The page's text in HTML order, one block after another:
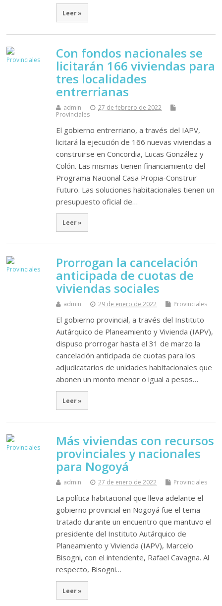
Leer »
Con fondos nacionales se
licitarán 166 viviendas para
tres localidades
entrerrianas
admin
27 de febrero de 2022
Provinciales
El gobierno entrerriano, a través del IAPV,
licitará la ejecución de 166 nuevas viviendas a
construirse en Concordia, Lucas González y
Colón. Las mismas tienen financiamiento del
Programa Nacional Casa Propia-Construir
Futuro. Las soluciones habitacionales tienen un
presupuesto oficial de…
Leer »
Prorrogan la cancelación
anticipada de cuotas de
viviendas sociales
admin 29 de enero de 2022 Provinciales
El gobierno provincial, a través del Instituto
Autárquico de Planeamiento y Vivienda (IAPV),
dispuso prorrogar hasta el 31 de marzo la
cancelación anticipada de cuotas para los
adjudicatarios de unidades habitacionales que
abonen un monto menor o igual a pesos…
Leer »
Más viviendas con recursos
provinciales y nacionales
para Nogoyá
admin 27 de enero de 2022 Provinciales
La política habitacional que lleva adelante el
gobierno provincial en Nogoyá fue el tema
tratado durante un encuentro que mantuvo el
presidente del Instituto Autárquico de
Planeamiento y Vivienda (IAPV), Marcelo
Bisogni, con el intendente, Rafael Cavagna. Al
respecto, Bisogni…
Leer »